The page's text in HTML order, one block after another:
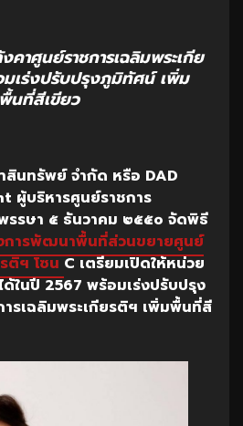
าศูนย์ราชการเฉลิมพระเกีย
เร่งปรับปรุงภูมิทัศน์ เพิ่ม
พื้นที่สีเขียว
นทรัพย์ จำกัด หรือ DAD
ผู้บริหารศูนย์ราชการ
รรษา ๕ ธันวาคม ๒๕๕๐ จัดพิธี
การพัฒนาพื้นที่ส่วนขยายศูนย์
รติฯ โซนCเตรียมเปิดให้หน่วย
ในปี 2567 พร้อมเร่งปรับปรุง
รเฉลิมพระเกียรติฯ เพิ่มพื้นที่สี